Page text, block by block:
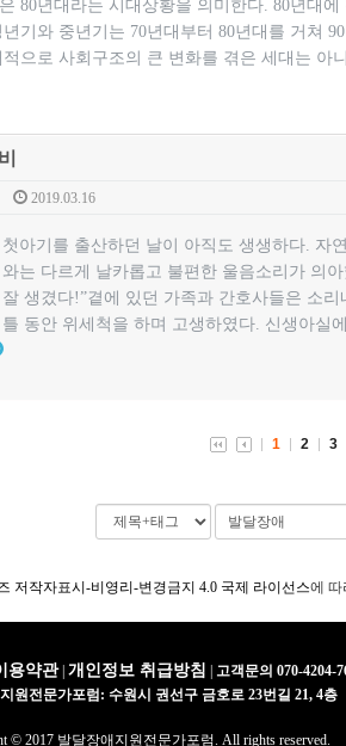
80년대라는 시대상황을 의미한다. 80년대
기와 중년기는 70년대부터 80년대를 거쳐
으로 사회구조의 큰 변화를 겪은 세대는 아
2019.03.16
첫아기를 출산하던 날이 아직도 생생하다. 자
와는 다르게 날카롭고 불편한 울음소리가 의
잘 생겼다!”곁에 있던 가족과 간호사들은 소
틀 동안 위세척을 하며 고생하였다. 신생아실
1 2 3
저작자표시-비영리-변경금지 4.0 국제 라이선스에 따
용약관| 개인정보 취급방침
고객문의 070-4204-
원전문가포럼: 수원시 권선구 금호로 23번길 21, 4층
© 2017 발달장애지원전문가포럼. All rights reserved.